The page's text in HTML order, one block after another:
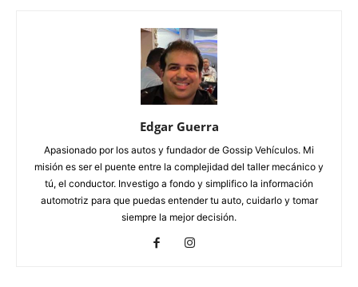
Edgar Guerra
Apasionado por los autos y fundador de Gossip Vehículos. Mi
misión es ser el puente entre la complejidad del taller mecánico y
tú, el conductor. Investigo a fondo y simplifico la información
automotriz para que puedas entender tu auto, cuidarlo y tomar
siempre la mejor decisión.